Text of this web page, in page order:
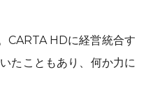
CARTA HDに経営統合す
たこともあり、何か力に